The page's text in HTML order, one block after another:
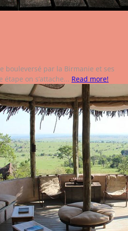
bouleversé par la Birmanie et ses
étape on s’attache... Read more!